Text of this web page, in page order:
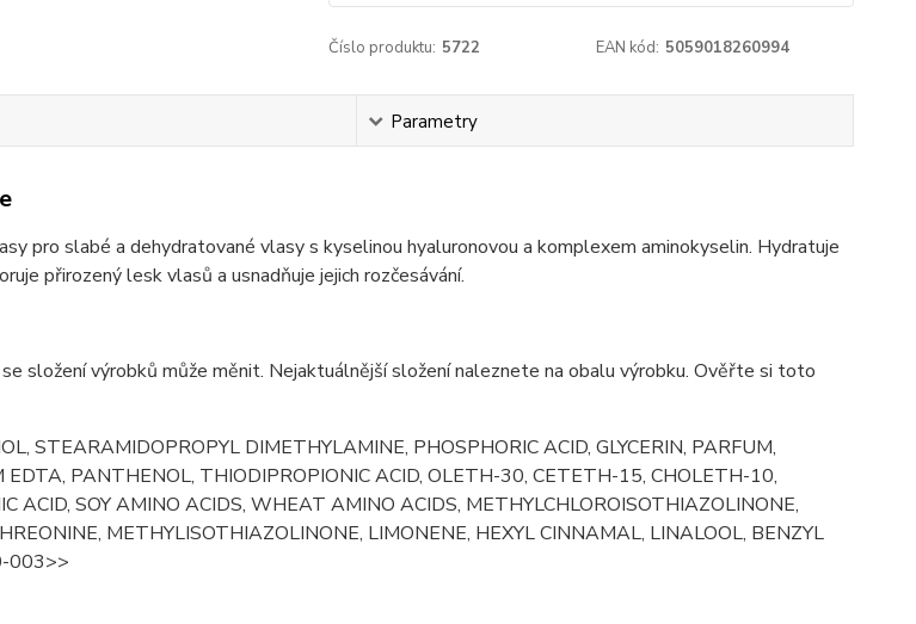
Číslo produktu: 5722 EAN kód: 5059018260994
Parametry
pro slabé a dehydratované vlasy s kyselinou hyaluronovou a komplexem aminokyselin. Hydratuje
přirozený lesk vlasů a usnadňuje jejich rozčesávání.
složení výrobků může měnit. Nejaktuálnější složení naleznete na obalu výrobku. Ověřte si toto
STEARAMIDOPROPYL DIMETHYLAMINE, PHOSPHORIC ACID, GLYCERIN, PARFUM,
EDTA, PANTHENOL, THIODIPROPIONIC ACID, OLETH-30, CETETH-15, CHOLETH-10,
ACID, SOY AMINO ACIDS, WHEAT AMINO ACIDS, METHYLCHLOROISOTHIAZOLINONE,
METHYLISOTHIAZOLINONE, LIMONENE, HEXYL CINNAMAL, LINALOOL, BENZYL
003>>